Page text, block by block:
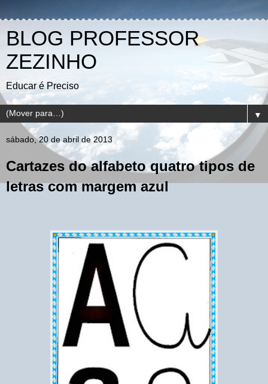
BLOG PROFESSOR
ZEZINHO
Educar é Preciso
▼
sábado, 20 de abril de 2013
Cartazes do alfabeto quatro tipos de
letras com margem azul